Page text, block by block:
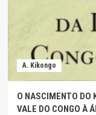
A. Kikongo
O NASCIMENTO DO
VALE DO CONGO À